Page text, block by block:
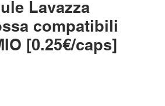
Lavazza
compatibili
[0.25€/caps]